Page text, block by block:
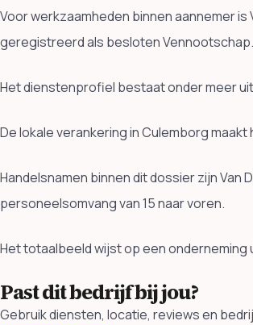
Voor werkzaamheden binnen aannemer
geregistreerd als besloten Vennootschap.
Het dienstenprofiel bestaat onder meer
De lokale verankering in Culemborg
Handelsnamen binnen dit dossier zijn
personeelsomvang van 15 naar voren.
Het totaalbeeld wijst op een onderneming
Past dit bedrijf bij jou?
Gebruik diensten, locatie, reviews en